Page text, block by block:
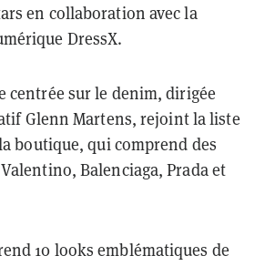
en collaboration avec la
DressX.
centrée sur le denim, dirigée
Glenn Martens, rejoint la liste
boutique, qui comprend des
Balenciaga, Prada et
10 looks emblématiques de